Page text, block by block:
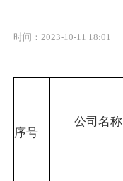
时间：2023-10-11 18:01
序号
公司名称